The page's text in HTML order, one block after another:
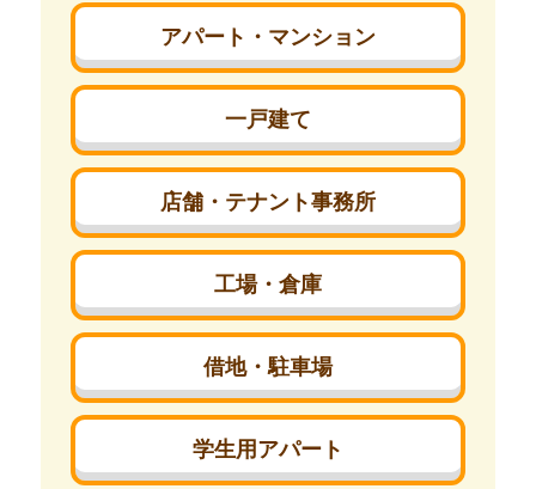
アパート・マンション
一戸建て
店舗・テナント事務所
工場・倉庫
借地・駐車場
学生用アパート